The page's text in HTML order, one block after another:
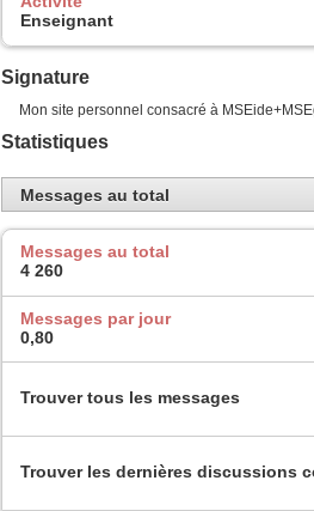
Enseignant
Signature
Mon site personnel consacré à
Statistiques
Messages au total
Messages au total
4 260
Messages par jour
0,80
Trouver tous les messages
Trouver les dernières discussions